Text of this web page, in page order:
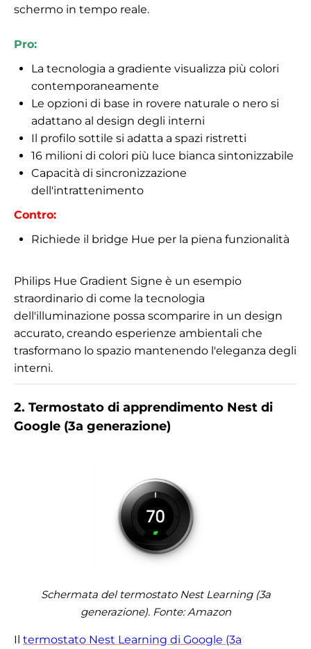
schermo in tempo reale.
Pro:
La tecnologia a gradiente visualizza più colori
contemporaneamente
Le opzioni di base in rovere naturale o nero si
adattano al design degli interni
Il profilo sottile si adatta a spazi ristretti
16 milioni di colori più luce bianca sintonizzabile
Capacità di sincronizzazione
dell'intrattenimento
Contro:
Richiede il bridge Hue per la piena funzionalità
Philips Hue Gradient Signe è un esempio
straordinario di come la tecnologia
dell'illuminazione possa scomparire in un design
accurato, creando esperienze ambientali che
trasformano lo spazio mantenendo l'eleganza degli
interni.
2. Termostato di apprendimento Nest di
Google (3a generazione)
Schermata del termostato Nest Learning (3a
generazione). Fonte:Amazon
Il termostato Nest Learning di Google (3a